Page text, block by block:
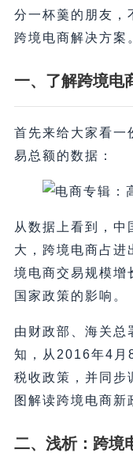
分一杯羹的朋友，
跨境电商解决方案
一、了解跨境电
首先来给大家看一
易总额的数据：
从数据上看到，中
大，跨境电商占进
境电商交易规模增
国家政策的影响。
由财政部、海关总
知，从2016年4月
税收政策，并同步
图解读跨境电商新
二、浅析：跨境